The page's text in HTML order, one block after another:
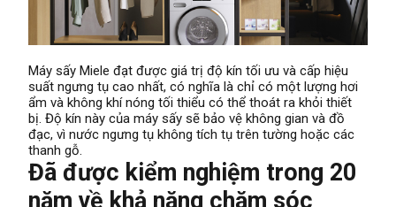
Máy sấy Miele đạt được giá trị độ kín tối ưu và cấp hiệu
suất ngưng tụ cao nhất, có nghĩa là chỉ có một lượng hơi
ẩm và không khí nóng tối thiểu có thể thoát ra khỏi thiết
bị. Độ kín này của máy sấy sẽ bảo vệ không gian và đồ
đạc, vì nước ngưng tụ không tích tụ trên tường hoặc các
thanh gỗ.
Đã được kiểm nghiệm trong 20
năm về khả năng chăm sóc